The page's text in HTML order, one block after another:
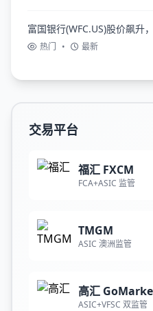
富国银行(WFC.US)股价飙升
热门 • 最新
交易平台
福汇 FXCM
FCA+ASIC 监管
TMGM
ASIC 澳洲监管
高汇
ASIC+VFSC 双监管